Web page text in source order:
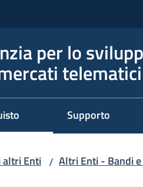
per lo
telematici
Supporto
altri Enti / Altri Enti - Bandi